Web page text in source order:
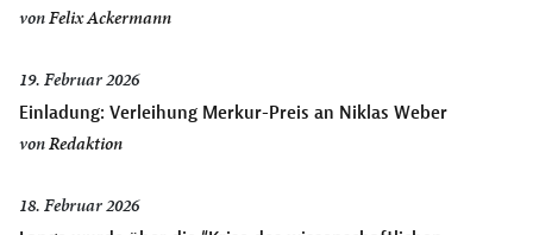
vonFelix Ackermann
19. Februar 2026
Einladung: Verleihung Merkur-Preis an Niklas Weber
vonRedaktion
18. Februar 2026